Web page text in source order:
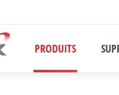
PRODUITS